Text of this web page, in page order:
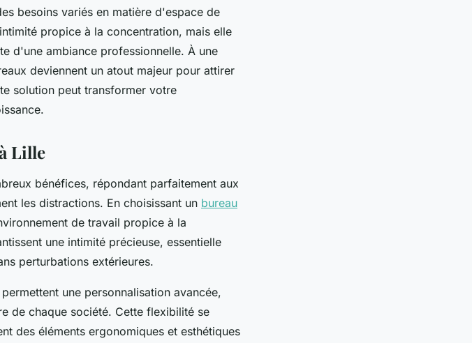
à lille :
besoins variés en matière d'espace de
propice à la concentration, mais elle
d'une ambiance professionnelle. À une
deviennent un atout majeur pour attirer
solution peut transformer votre
Lille
bénéfices, répondant parfaitement aux
les distractions. En choisissant un bureau
de travail propice à la
une intimité précieuse, essentielle
perturbations extérieures.
une personnalisation avancée,
de chaque société. Cette flexibilité se
des éléments ergonomiques et esthétiques